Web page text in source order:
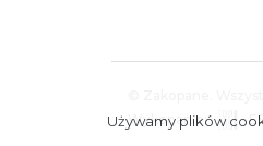
Wykonanie:
Używamy plików